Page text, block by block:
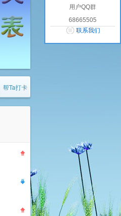
帮Ta打卡
用户QQ群
68665505
联系我们